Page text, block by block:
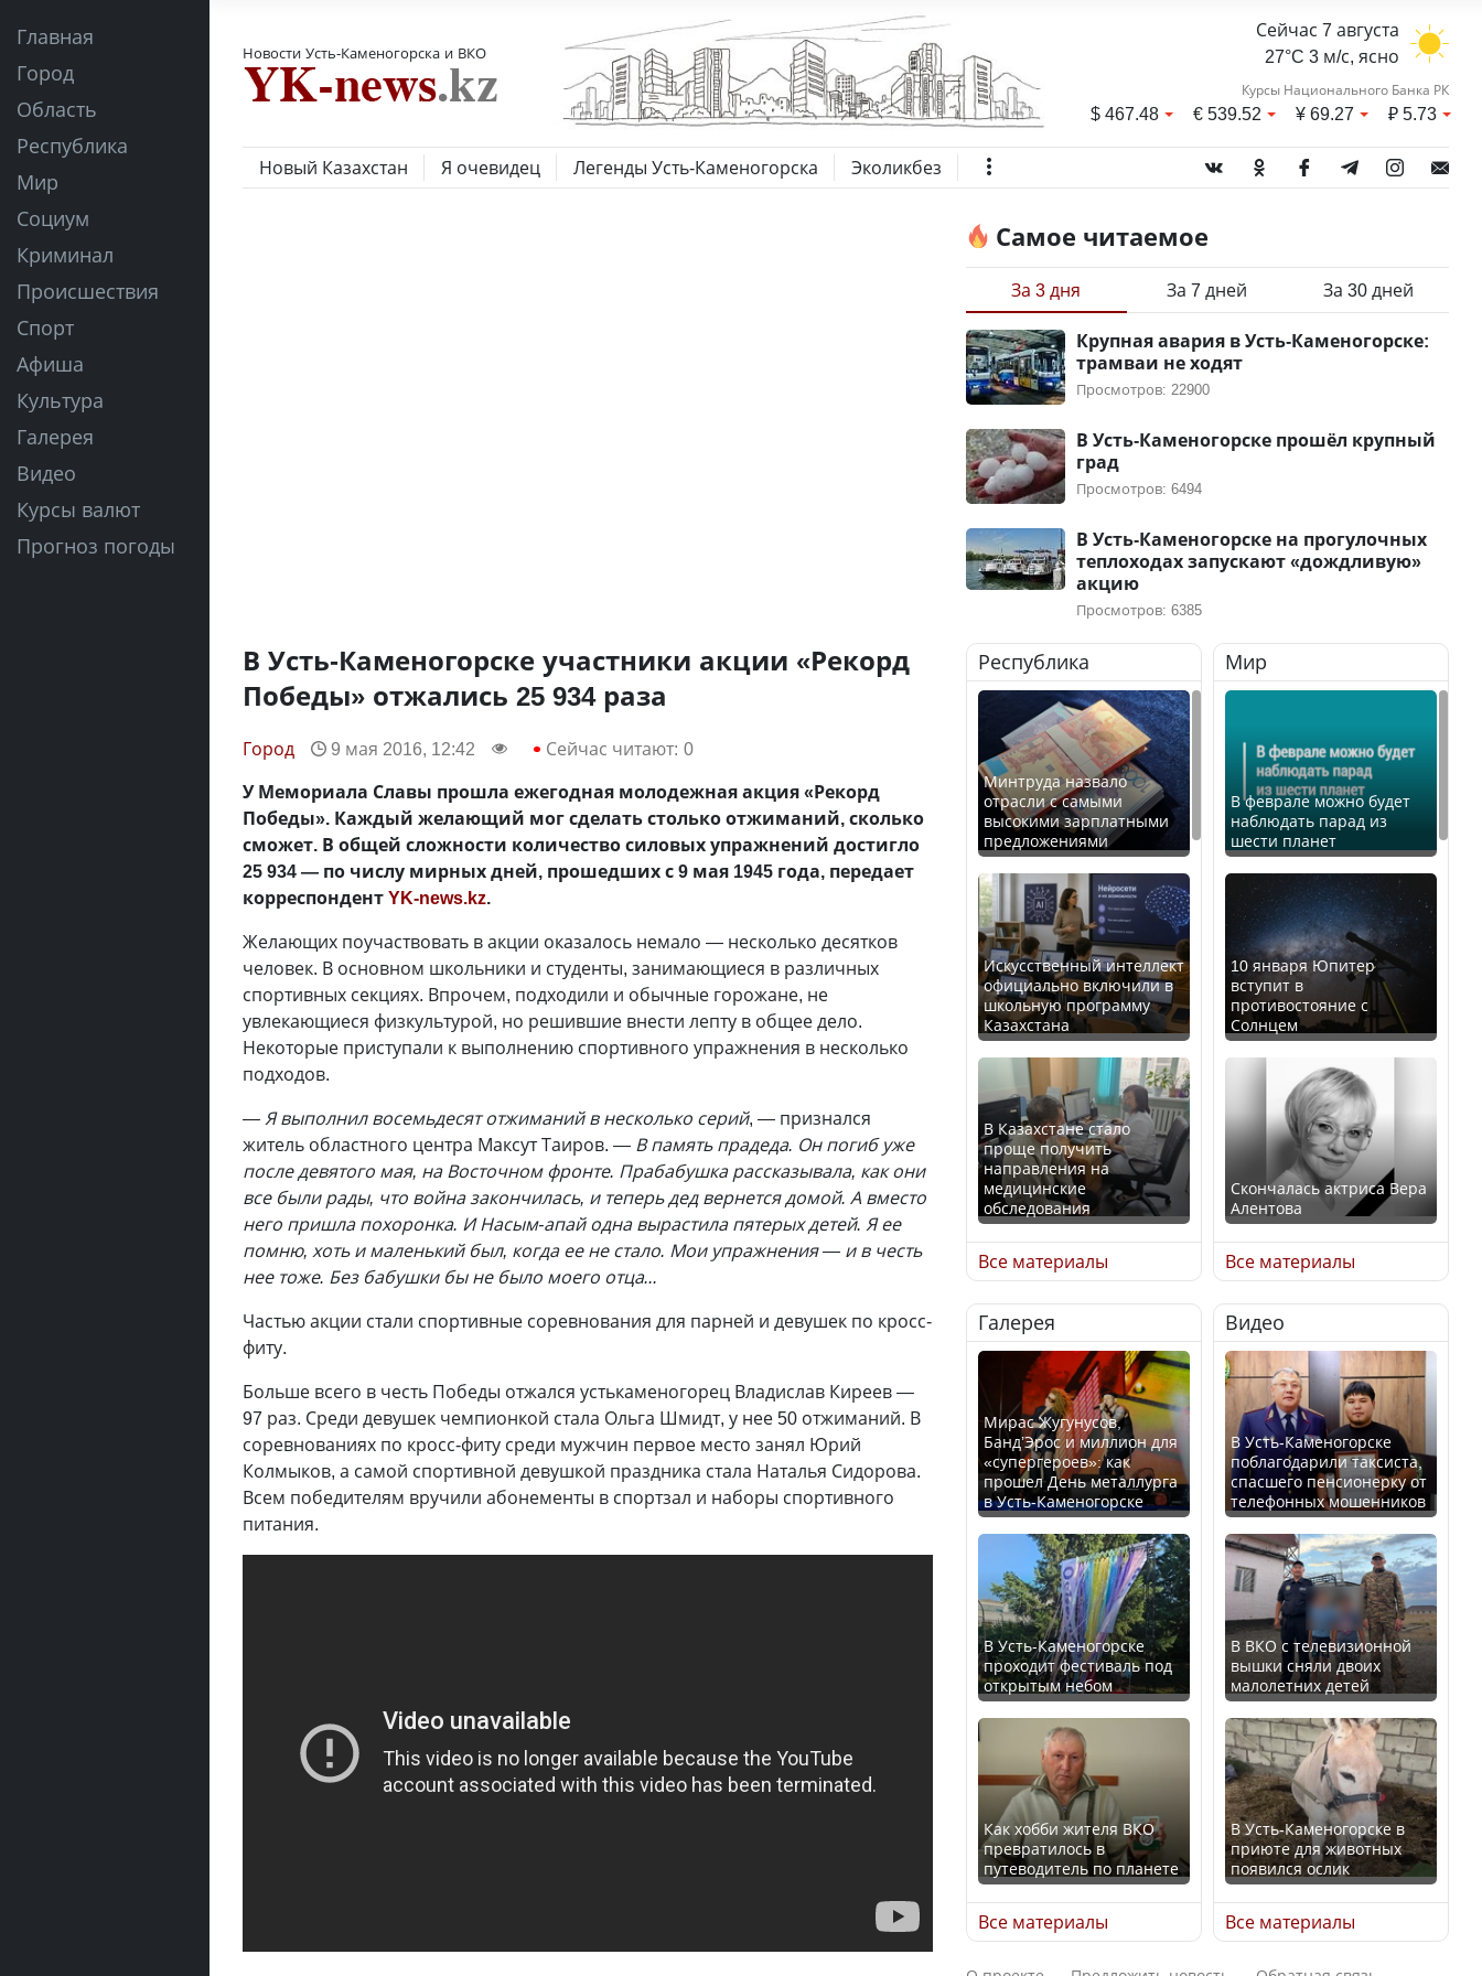
Главная
Город
Область
Республика
Мир
Социум
Криминал
Происшествия
Спорт
Афиша
Культура
Галерея
Видео
Курсы валют
Прогноз погоды
Новости Усть-Каменогорска и ВКО
Сейчас 7 августа
27°C 3 м/с, ясно
Курсы Национального Банка РК
$467.48 €539.52 ¥69.27 ₽5.73
Новый Казахстан Я очевидец Легенды Усть-Каменогорска Эколикбез
В Усть-Каменогорске участники акции «Рекорд
Победы» отжались 25 934 раза
Город 9 мая 2016, 12:42 Сейчас читают: 0
У Мемориала Славы прошла ежегодная молодежная акция «Рекорд
Победы». Каждый желающий мог сделать столько отжиманий, сколько
сможет. В общей сложности количество силовых упражнений достигло
25 934 — по числу мирных дней, прошедших с 9 мая 1945 года, передает
корреспондентYK-news.kz.
Желающих поучаствовать в акции оказалось немало — несколько десятков
человек. В основном школьники и студенты, занимающиеся в различных
спортивных секциях. Впрочем, подходили и обычные горожане, не
увлекающиеся физкультурой, но решившие внести лепту в общее дело.
Некоторые приступали к выполнению спортивного упражнения в несколько
подходов.
— Я выполнил восемьдесят отжиманий в несколько серий, — признался
житель областного центра Максут Таиров. — В память прадеда. Он погиб уже
после девятого мая, на Восточном фронте. Прабабушка рассказывала, как они
все были рады, что война закончилась, и теперь дед вернется домой. А вместо
него пришла похоронка. И Насым-апай одна вырастила пятерых детей. Я ее
помню, хоть и маленький был, когда ее не стало. Мои упражнения — и в честь
нее тоже. Без бабушки бы не было моего отца...
Частью акции стали спортивные соревнования для парней и девушек по кросс-
фиту.
Больше всего в честь Победы отжался устькаменогорец Владислав Киреев —
97 раз. Среди девушек чемпионкой стала Ольга Шмидт, у нее 50 отжиманий. В
соревнованиях по кросс-фиту среди мужчин первое место занял Юрий
Колмыков, а самой спортивной девушкой праздника стала Наталья Сидорова.
Всем победителям вручили абонементы в спортзал и наборы спортивного
питания.
Самое читаемое
За 3 дня За 7 дней За 30 дней
Крупная авария в Усть-Каменогорске:
трамваи не ходят
Просмотров: 22900
В Усть-Каменогорске прошёл крупный
град
Просмотров: 6494
В Усть-Каменогорске на прогулочных
теплоходах запускают «дождливую»
акцию
Просмотров: 6385
Республика
Минтруда назвало
отрасли с самыми
высокими зарплатными
предложениями
Искусственный интеллект
официально включили в
школьную программу
Казахстана
В Казахстане стало
проще получить
направления на
медицинские
обследования
Қазақстан Орталық Азия
елдері арасында әл-ауқат
индексінде көш бастады
Казахстан возглавил
рейтинг благополучия
среди стран Центральной
Азии
Будут ли представлены
интересы регионов в
Курултае?
Ең төменгі жалақы,
алимент, экология: жеті
партия сайлаушылармен
нені талқылап жатыр?
Все материалы
Мир
В феврале можно будет
наблюдать парад из
шести планет
10 января Юпитер
вступит в
противостояние с
Солнцем
Скончалась актриса Вера
Алентова
В РФ вынесен заочный
приговор по уголовному
делу об убийстве Игоря
Талькова
В России введены
дополнительные
ограничения для
казахстанских прав
Трамп официально
вступил в должность
президента США
Луну признали объектом
культурного наследия,
находящегося под
угрозой исчезновения
Все материалы
Галерея
Мирас Жугунусов,
Банд’Эрос и миллион для
«супергероев»: как
прошел День металлурга
в Усть-Каменогорске
В Усть-Каменогорске
проходит фестиваль под
открытым небом
Как хобби жителя ВКО
превратилось в
путеводитель по планете
Все материалы
Видео
В Усть-Каменогорске
поблагодарили таксиста,
спасшего пенсионерку от
телефонных мошенников
В ВКО с телевизионной
вышки сняли двоих
малолетних детей
В Усть-Каменогорске в
приюте для животных
появился ослик
Все материалы